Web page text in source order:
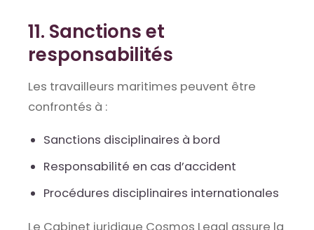
11. Sanctions et
responsabilités
Les travailleurs maritimes peuvent être
confrontés à :
Sanctions disciplinaires à bord
Responsabilité en cas d’accident
Procédures disciplinaires internationales